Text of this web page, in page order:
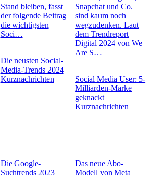
Stand bleiben, fasst
der folgende Beitrag
die wichtigsten
Soci…
Die neusten Social-
Media-Trends 2024
Kurznachrichten
Snapchat und Co.
sind kaum noch
wegzudenken. Laut
dem Trendreport
Digital 2024 von We
Are S…
Social Media User: 5-
Milliarden-Marke
geknackt
Kurznachrichten
Die Google-
Suchtrends 2023
Das neue Abo-
Modell von Meta